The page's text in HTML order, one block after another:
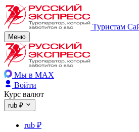
Туристам
Меню
Мы в MAX
Войти
Курс валют
rub ₽
rub ₽